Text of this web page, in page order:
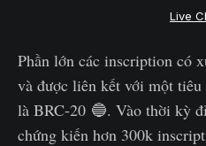
Live
Phần lớn các inscription có
và được liên kết với một
là BRC-20 🔵. Vào thời kỳ
chứng kiến hơn 300k